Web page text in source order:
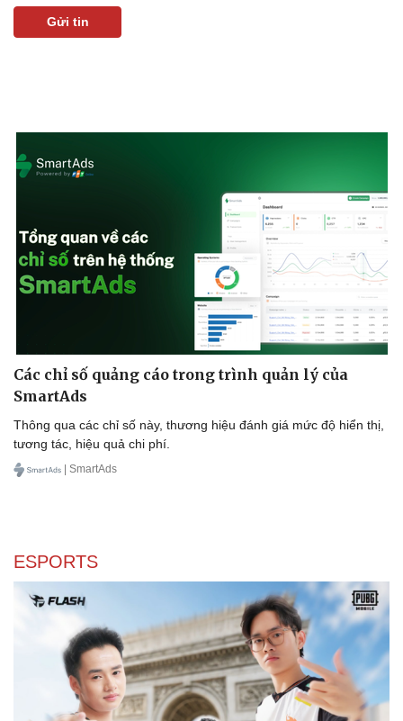
Doanh nhân
Vì cộng đồng
Gửi tin
Các chỉ số quảng cáo trong trình quản lý của
SmartAds
Thông qua các chỉ số này, thương hiệu đánh giá mức độ hiển thị,
tương tác, hiệu quả chi phí.
| SmartAds
ESPORTS